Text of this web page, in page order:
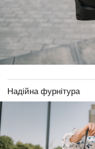
Надійна фурнітура